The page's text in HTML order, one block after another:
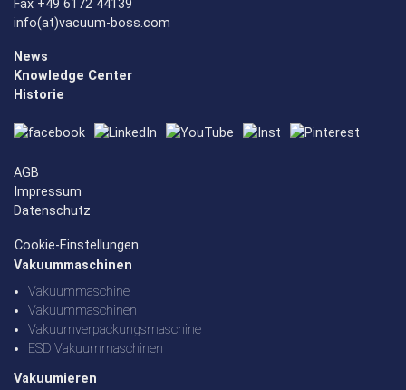
Fax +49 6172 44139
info(at)vacuum-boss.com
News
Knowledge Center
Historie
AGB
Impressum
Datenschutz
Cookie-Einstellungen
Vakuummaschinen
Vakuummaschine
Vakuummaschinen
Vakuumverpackungsmaschine
ESD Vakuummaschinen
Vakuumieren